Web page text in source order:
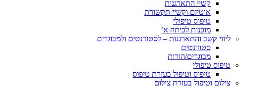
קשיי התארגנות
אוטיזם וקשיי תקשורת
טיפוס טיפולי
מוכנות לכיתה א’
ליווי קשב והתארגנות – לסטודנטים ולמבוגרים
סטודנטים
מבוגרים/הורות
טיפוס טיפולי
טיפוס וטיפול בעזרת טיפוס
צילום וטיפול בעזרת צילום